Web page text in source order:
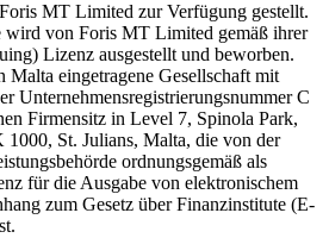
MT Limited zur Verfügung gestellt.
wird von Foris MT Limited gemäß ihrer
Lizenz ausgestellt und beworben.
eingetragene Gesellschaft mit
Unternehmensregistrierungsnummer C
Firmensitz in Level 7, Spinola Park,
St. Julians, Malta, die von der
ordnungsgemäß als
für die Ausgabe von elektronischem
zum Gesetz über Finanzinstitute (E-